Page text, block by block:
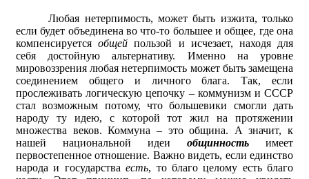
Любая нетерпимость, может быть изжита, только
если будет объединена во что-то большее и общее, где она
компенсируетсяобщей пользой и исчезает, находя для
себя достойную альтернативу. Именно на уровне
мировоззрения любая нетерпимость может быть замещена
соединением общего и личного блага. Так, если
прослеживать логическую цепочку – коммунизм и СССР
стал возможным потому, что большевики смогли дать
народу ту идею, с которой тот жил на протяжении
множества веков. Коммуна – это община. А значит, к
нашей национальной идеи общинность имеет
первостепенное отношение. Важно видеть, если единство
народа и государстваесть, то благо целому есть благо